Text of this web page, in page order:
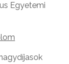
Egyetemi